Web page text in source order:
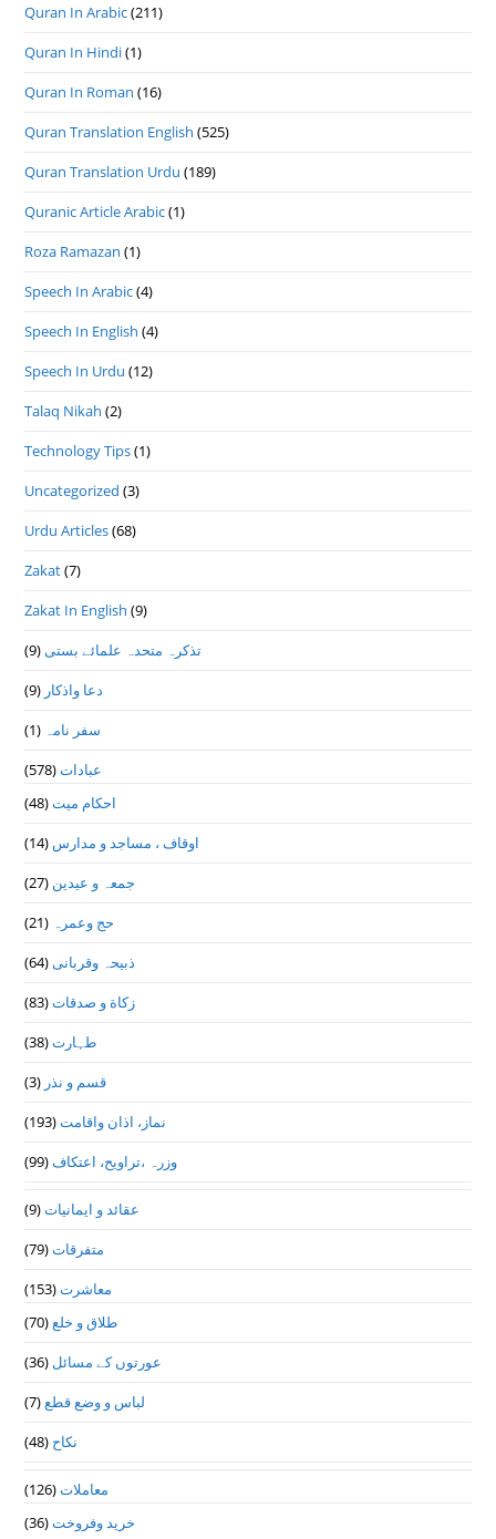
Quran In Arabic(211)
Quran In Hindi(1)
Quran In Roman (16)
Quran Translation English (525)
Quran Translation Urdu (189)
Quranic Article Arabic(1)
Roza Ramazan (1)
Speech In Arabic(4)
Speech In English (4)
Speech In Urdu (12)
Talaq Nikah (2)
Technology Tips(1)
Uncategorized (3)
Urdu Articles(68)
Zakat(7)
Zakat In English (9)
تذكرہ متحدہ علمائے بستى(9)
دعا واذكار (9)
سفر نامہ (1)
عبادات(578)
احکام میت(48)
اوقاف ، مساجد و مدارس (14)
جمعہ و عیدین (27)
حج وعمرہ (21)
ذبیحہ وقربانی(64)
زکاة و صدقات(83)
طہارت(38)
قسم و نذر (3)
نماز، اذان واقامت(193)
وزرہ ،تراويح، اعتكاف(99)
عقائد و ایمانیات(9)
متفرقات(79)
معاشرت(153)
طلاق و خلع(70)
عورتوں کے مسائل (36)
لباس و وضع قطع(7)
نکاح (48)
معاملات(126)
خرید وفروخت(36)